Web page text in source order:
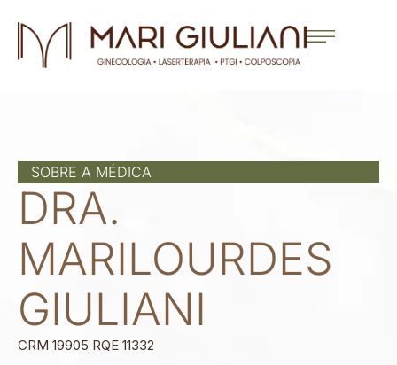
SOBRE A MÉDICA
DRA.
MARILOURDES
GIULIANI
CRM 19905 RQE 11332